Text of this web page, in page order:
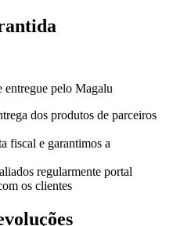
pelo Magalu
dos produtos de parceiros
fiscal e garantimos a
regularmente portal
os clientes